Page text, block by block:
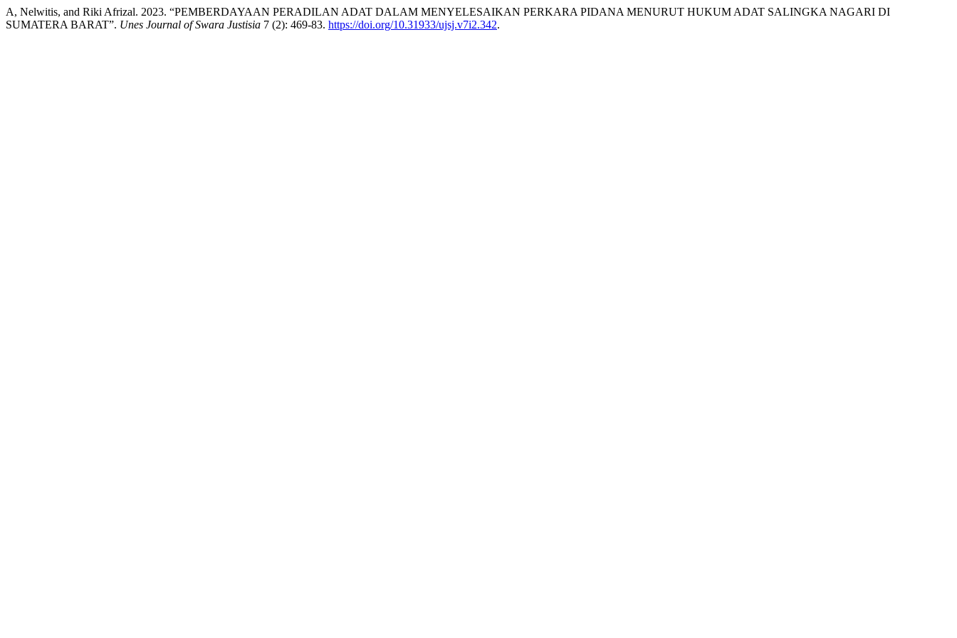
A, Nelwitis, and Riki Afrizal. 2023. “PEMBERDAYAAN PERADILAN ADAT DALAM MENYELESAIKAN PERKARA PIDANA MENURUT HUKUM ADAT SALINGKA NAGARI DI
SUMATERA BARAT”. Unes Journal of Swara Justisia 7 (2): 469-83. https://doi.org/10.31933/ujsj.v7i2.342.